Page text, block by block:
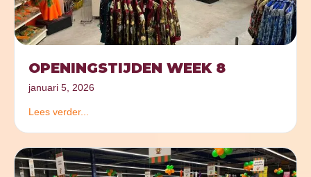
OPENINGSTIJDEN WEEK 8
januari 5, 2026
Lees verder...